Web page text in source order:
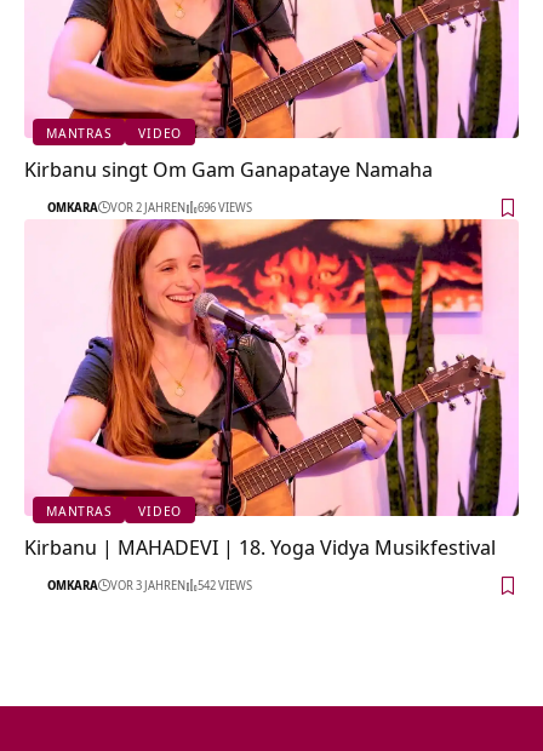
MANTRAS VIDEO
Kirbanu singt Om Gam Ganapataye Namaha
OMKARA VOR 2 JAHREN 696 VIEWS
MANTRAS VIDEO
Kirbanu | MAHADEVI | 18. Yoga Vidya Musikfestival
OMKARA VOR 3 JAHREN 542 VIEWS